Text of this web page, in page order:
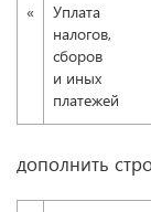
«
Уплата
налогов,
сборов
и иных
платежей
дополнить